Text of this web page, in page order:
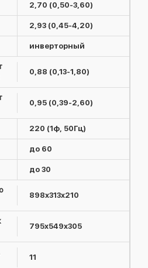
2,70 (0,50-3,60)
2,93 (0,45-4,20)
инверторный
0,88 (0,13-1,80)
0,95 (0,39-2,60)
220 (1ф, 50Гц)
до 60
до 30
898x313x210
795x549x305
11